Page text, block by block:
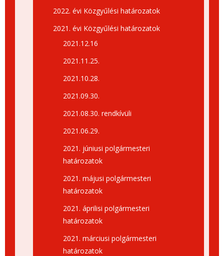
2022. évi Közgyűlési határozatok
2021. évi Közgyűlési határozatok
2021.12.16
2021.11.25.
2021.10.28.
2021.09.30.
2021.08.30. rendkívüli
2021.06.29.
2021. júniusi polgármesteri
határozatok
2021. májusi polgármesteri
határozatok
2021. áprilisi polgármesteri
határozatok
2021. márciusi polgármesteri
határozatok